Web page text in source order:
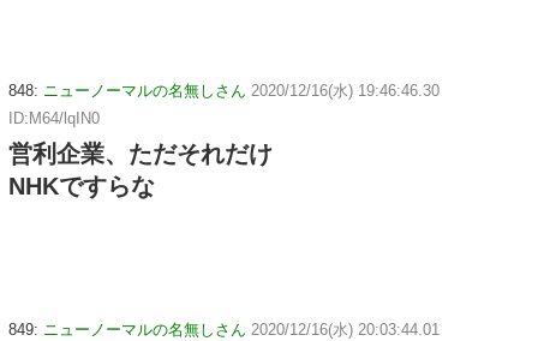
848: ニューノーマルの名無しさん 2020/12/16(水) 19:46:46.30
ID:M64/lqIN0
営利企業、ただそれだけ
NHKですらな
849: ニューノーマルの名無しさん 2020/12/16(水) 20:03:44.01